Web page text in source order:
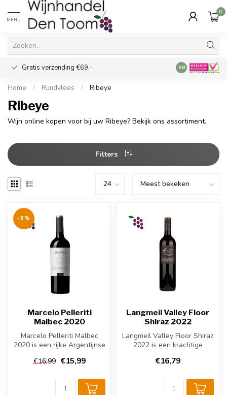
MENU
0
Gratis verzending €69,- Voor 16:00
9.8
Home / Rundvlees / Ribeye
Ribeye
Wijn online kopen voor bij uw Ribeye? Bekijk ons assortiment.
Filters
-6%
Marcelo Pelleriti
Malbec 2020
Marcelo Pelleriti Malbec
2020 is een rijke Argentijnse
€16,99 €15,99
Langmeil Valley Floor
Shiraz 2022
Langmeil Valley Floor Shiraz
2022 is een krachtige
Ba...
€16,79